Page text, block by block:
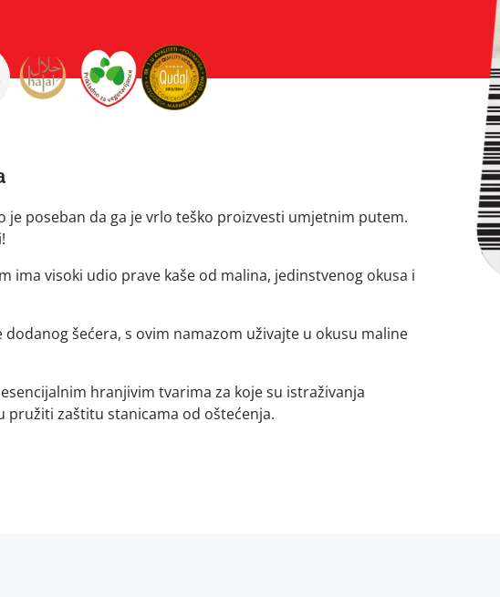
je poseban da ga je vrlo teško proizvesti umjetnim putem.
ima visoki udio prave kaše od malina, jedinstvenog okusa i
dodanog šećera, s ovim namazom uživajte u okusu maline
hranjivim tvarima za koje su istraživanja
pružiti zaštitu stanicama od oštećenja.